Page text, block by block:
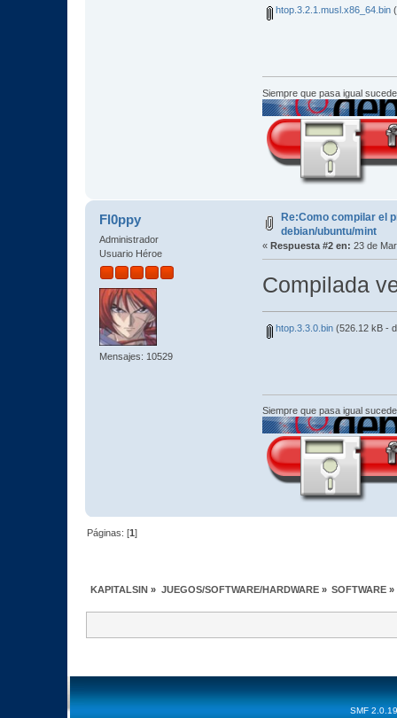
htop.3.2.1.musl.x86_64.bin
Siempre que pasa igual
Fl0ppy
Administrador
Usuario Héroe
Mensajes: 10529
Re:Como compilar el
debian/ubuntu/mint
« Respuesta #2 en: 23 de
Compilada
htop.3.3.0.bin(526.12 kB -
Siempre que pasa igual
Páginas: [1]
KAPITALSIN » JUEGOS/SOFTWARE/HARDWARE» SOFTWARE»
SMF 2.0.19